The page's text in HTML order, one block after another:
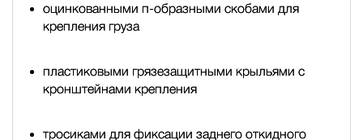
оцинкованными п-образными скобами для
крепления груза
пластиковыми грязезащитными крыльями с
кронштейнами крепления
тросиками для фиксации заднего откидного